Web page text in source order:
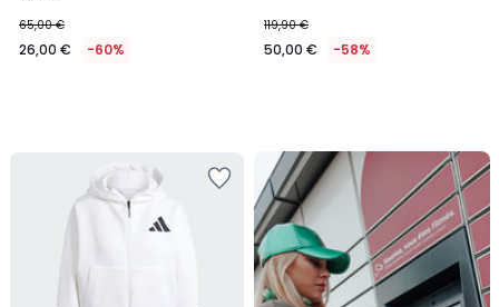
65,00 €
26,00 € -60%
119,90 €
50,00 € -58%
Nouveau
Livraison
en
Locker
Mondial
Relay